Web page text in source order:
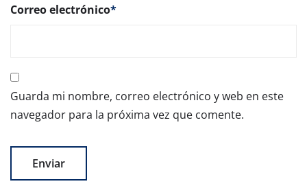
Correo electrónico*
Guarda mi nombre, correo electrónico y web en este
navegador para la próxima vez que comente.